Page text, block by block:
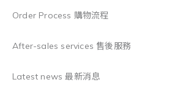
Order Process 購物流程
After-sales services 售後服務
Latest news 最新消息